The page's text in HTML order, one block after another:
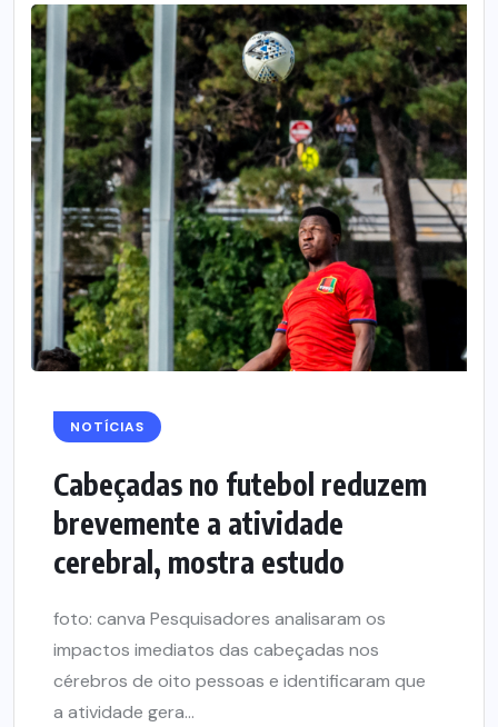
NOTÍCIAS
Cabeçadas no futebol reduzem
brevemente a atividade
cerebral, mostra estudo
foto: canva Pesquisadores analisaram os
impactos imediatos das cabeçadas nos
cérebros de oito pessoas e identificaram que
a atividade gera...